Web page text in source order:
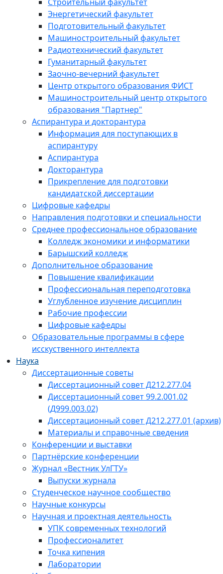
Энергетический факультет
Подготовительный факультет
Машиностроительный факультет
Радиотехнический факультет
Гуманитарный факультет
Заочно-вечерний факультет
Центр открытого образования ФИСТ
Машиностроительный центр открытого
образования "Партнер"
Аспирантура и докторантура
Информация для поступающих в
аспирантуру
Аспирантура
Докторантура
Прикрепление для подготовки
кандидатской диссертации
Цифровые кафедры
Направления подготовки и специальности
Среднее профессиональное образование
Колледж экономики и информатики
Барышский колледж
Дополнительное образование
Повышение квалификации
Профессиональная переподготовка
Углубленное изучение дисциплин
Рабочие профессии
Цифровые кафедры
Образовательные программы в сфере
исскуственного интеллекта
Наука
Диссертационные советы
Диссертационный совет Д212.277.04
Диссертационный совет 99.2.001.02
(Д999.003.02)
Диссертационный совет Д212.277.01 (архив)
Материалы и справочные сведения
Конференции и выставки
Партнёрские конференции
Журнал «Вестник УлГТУ»
Выпуски журнала
Студенческое научное сообщество
Научные конкурсы
Научная и проектная деятельность
УПК современных технологий
Профессионалитет
Точка кипения
Лаборатории